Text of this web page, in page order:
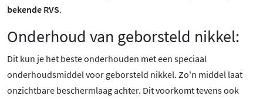
bekende RVS.
Onderhoud van geborsteld nikkel:
Dit kun je het beste onderhouden met een speciaal
onderhoudsmiddel voor geborsteld nikkel. Zo'n middel laat
onzichtbare beschermlaag achter. Dit voorkomt tevens ook